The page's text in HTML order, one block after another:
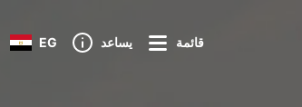
EG يساعد قائمة